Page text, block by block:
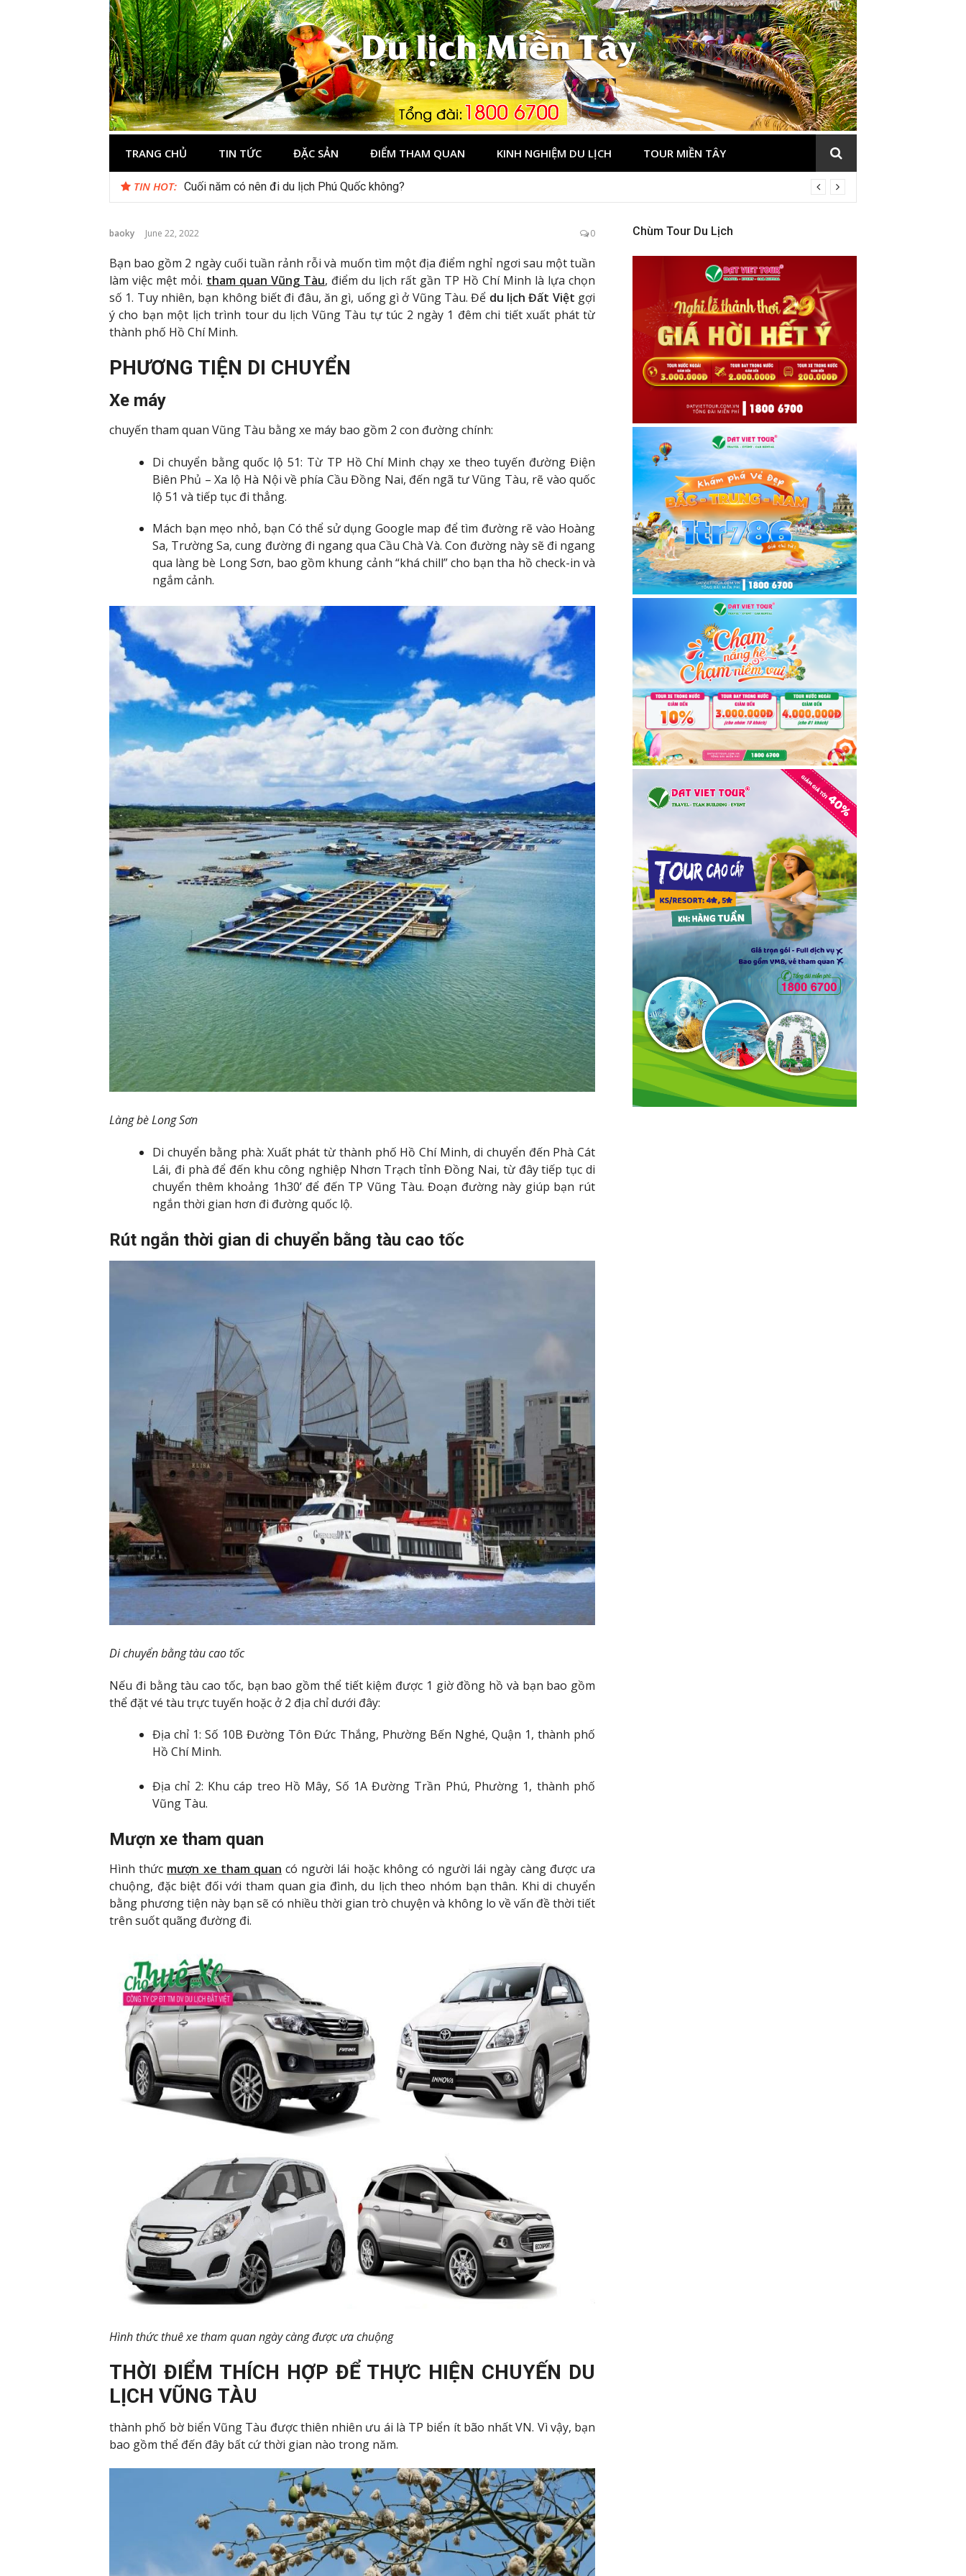
Du lịch Miền Tây
TRANG CHỦ TIN TỨC ĐẶC SẢN ĐIỂM THAM QUAN KINH NGHIỆM DU LỊCH TOUR MIỀN TÂY
TIN HOT: Cuối năm có nên đi du lịch Phú Quốc không?
baoky June 22, 2022 0
Bạn bao gồm 2 ngày cuối tuần rảnh rỗi và muốn tìm một địa điểm nghỉ ngơi sau một tuần
làm việc mệt mỏi. tham quan Vũng Tàu, điểm du lịch rất gần TP Hồ Chí Minh là lựa chọn
số 1. Tuy nhiên, bạn không biết đi đâu, ăn gì, uống gì ở Vũng Tàu. Để du lịch Đất Việt gợi
ý cho bạn một lịch trình tour du lịch Vũng Tàu tự túc 2 ngày 1 đêm chi tiết xuất phát từ
thành phố Hồ Chí Minh.
PHƯƠNG TIỆN DI CHUYỂN
Xe máy
chuyến tham quan Vũng Tàu bằng xe máy bao gồm 2 con đường chính:
Di chuyển bằng quốc lộ 51: Từ TP Hồ Chí Minh chạy xe theo tuyến đường Điện
Biên Phủ – Xa lộ Hà Nội về phía Cầu Đồng Nai, đến ngã tư Vũng Tàu, rẽ vào quốc
lộ 51 và tiếp tục đi thẳng.
Mách bạn mẹo nhỏ, bạn Có thể sử dụng Google map để tìm đường rẽ vào Hoàng
Sa, Trường Sa, cung đường đi ngang qua Cầu Chà Và. Con đường này sẽ đi ngang
qua làng bè Long Sơn, bao gồm khung cảnh “khá chill” cho bạn tha hồ check-in và
ngắm cảnh.
Làng bè Long Sơn
Di chuyển bằng phà: Xuất phát từ thành phố Hồ Chí Minh, di chuyển đến Phà Cát
Lái, đi phà để đến khu công nghiệp Nhơn Trạch tỉnh Đồng Nai, từ đây tiếp tục di
chuyển thêm khoảng 1h30’ để đến TP Vũng Tàu. Đoạn đường này giúp bạn rút
ngắn thời gian hơn đi đường quốc lộ.
Rút ngắn thời gian di chuyển bằng tàu cao tốc
Di chuyển bằng tàu cao tốc
Nếu đi bằng tàu cao tốc, bạn bao gồm thể tiết kiệm được 1 giờ đồng hồ và bạn bao gồm
thể đặt vé tàu trực tuyến hoặc ở 2 địa chỉ dưới đây:
Địa chỉ 1: Số 10B Đường Tôn Đức Thắng, Phường Bến Nghé, Quận 1, thành phố
Hồ Chí Minh.
Địa chỉ 2: Khu cáp treo Hồ Mây, Số 1A Đường Trần Phú, Phường 1, thành phố
Vũng Tàu.
Mượn xe tham quan
Hình thức mượn xe tham quan có người lái hoặc không có người lái ngày càng được ưa
chuộng, đặc biệt đối với tham quan gia đình, du lịch theo nhóm bạn thân. Khi di chuyển
bằng phương tiện này bạn sẽ có nhiều thời gian trò chuyện và không lo về vấn đề thời tiết
trên suốt quãng đường đi.
Hình thức thuê xe tham quan ngày càng được ưa chuộng
THỜI ĐIỂM THÍCH HỢP ĐỂ THỰC HIỆN CHUYẾN DU
LỊCH VŨNG TÀU
thành phố bờ biển Vũng Tàu được thiên nhiên ưu ái là TP biển ít bão nhất VN. Vì vậy, bạn
bao gồm thể đến đây bất cứ thời gian nào trong năm.
Chùm Tour Du Lịch